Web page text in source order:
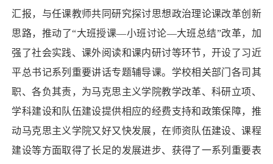
汇报，与任课教师共同研究探讨思想政治理论课改革创新
思路， 推动了“大班授课—小班讨论—大班总结”改革，加
强了社会实践、课外阅读和课内研讨等环节，开设了习近
平总书记系列重要讲话专题辅导课。学校相关部门各司其
职、各负其责，为马克思主义学院教学改革、科研立项、
学科建设和队伍建设提供相应的经费支持和政策保障，推
动马克思主义学院又好又快发展，在师资队伍建设、课程
建设等方面取得了长足的发展进步、获得了一系列重要表